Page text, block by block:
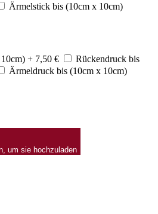
Ärmelstick bis (10cm x 10cm)
+ 7,50 €
Rückendruck bis
Ärmeldruck bis (10cm x 10cm)
um sie hochzuladen